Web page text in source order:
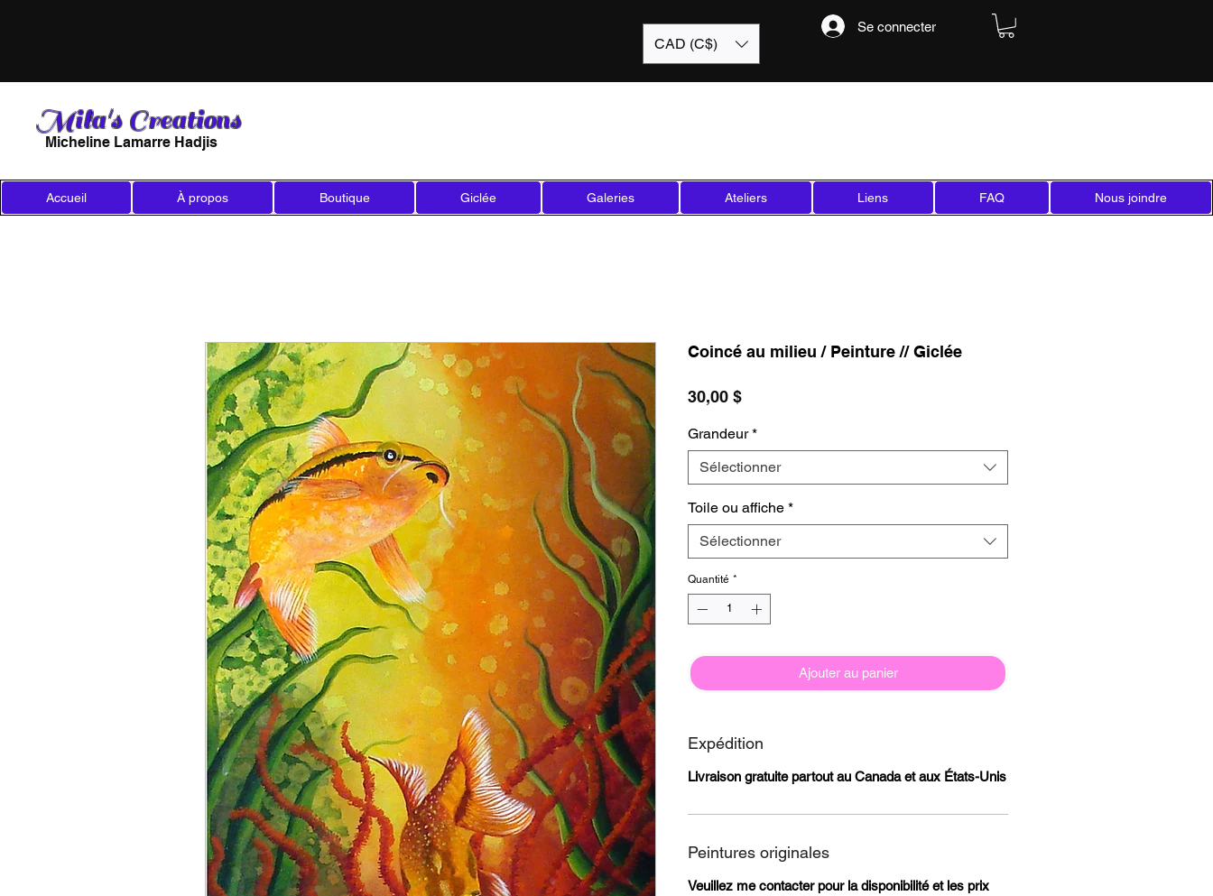
Se connecter
CAD (C$)
Mila's Creations
Micheline Lamarre Hadjis
Accueil À propos Boutique Giclée Galeries Ateliers Liens FAQ Nous joindre
Coincé au milieu / Peinture // Giclée
30,00 $Prix
Grandeur *
Sélectionner
Toile ou affiche *
Sélectionner
Quantité *
Ajouter au panier
Expédition
Livraison gratuite partout au Canada et aux États-Unis
Peintures originales
Veuillez me contacter pour la disponibilité et les prix